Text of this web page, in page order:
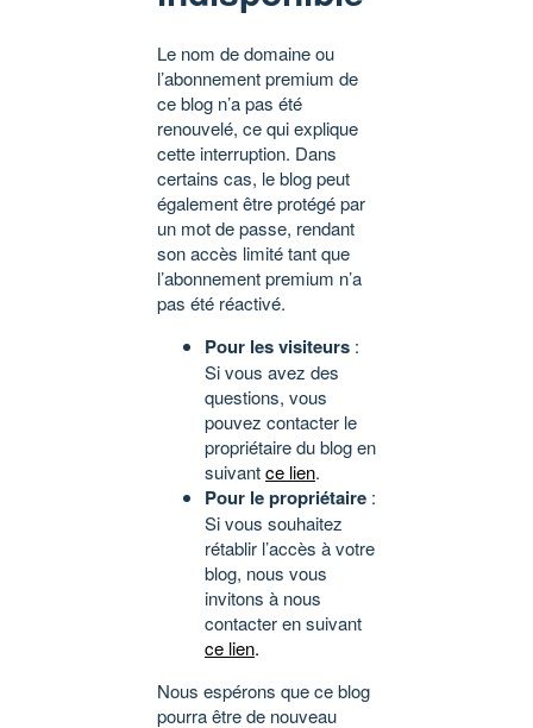
Le nom de domaine ou
l’abonnement premium de
ce blog n’a pas été
renouvelé, ce qui explique
cette interruption. Dans
certains cas, le blog peut
également être protégé par
un mot de passe, rendant
son accès limité tant que
l’abonnement premium n’a
pas été réactivé.
Pour les visiteurs :
Si vous avez des
questions, vous
pouvez contacter le
propriétaire du blog en
suivantce lien.
Pour le propriétaire :
Si vous souhaitez
rétablir l’accès à votre
blog, nous vous
invitons à nous
contacter en suivant
ce lien.
Nous espérons que ce blog
pourra être de nouveau